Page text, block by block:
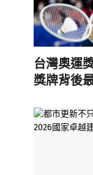
台灣奧運
獎牌背後